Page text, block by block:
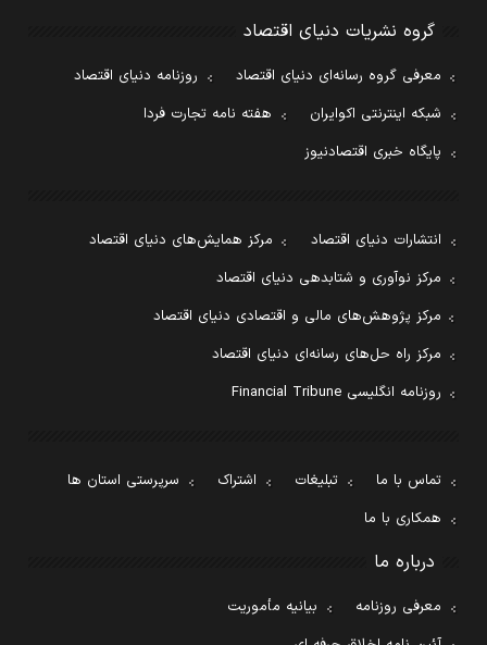
گروه نشریات دنیای اقتصاد
معرفی گروه رسانه‌ای دنیای اقتصاد
روزنامه دنیای اقتصاد
شبکه اینترنتی اکوایران
هفته نامه تجارت فردا
پایگاه خبری اقتصادنیوز
انتشارات دنیای اقتصاد
مرکز همایش‌های دنیای اقتصاد
مرکز نوآوری و شتابدهی دنیای اقتصاد
مرکز پژوهش‌های مالی و اقتصادی دنیای اقتصاد
مرکز راه حل‌های رسانه‌ای دنیای اقتصاد
روزنامه انگلیسی Financial Tribune
تماس با ما تبلیغات اشتراک
سرپرستی استان ها
همکاری با ما
درباره ما
معرفی روزنامه
بیانیه مأموریت